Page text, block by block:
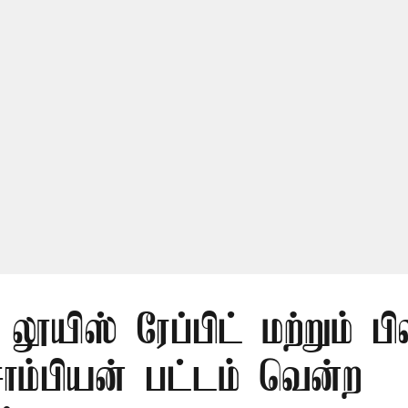
ரேப்பிட் மற்றும்
பட்டம் வென்ற